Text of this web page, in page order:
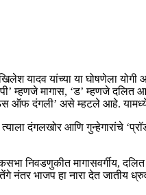
यादव यांच्या या घोषणेला योगी
म्हणजे मागास, ‘ड’ म्हणजे
ऑफ दंगली’ असे म्हटले आहे. यामध्ये
दंगलखोर आणि गुन्हेगारांचे
निवडणुकीत मागासवर्गीय,
नंतर भाजप हा नारा देत